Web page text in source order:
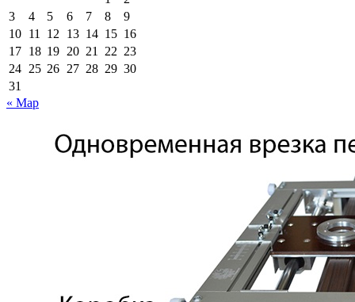
3
4 5 6 7 8
9
10 11 12 13 14 15 16
17 18 19 20 21 22 23
24 25 26 27 28 29 30
31
« Мар